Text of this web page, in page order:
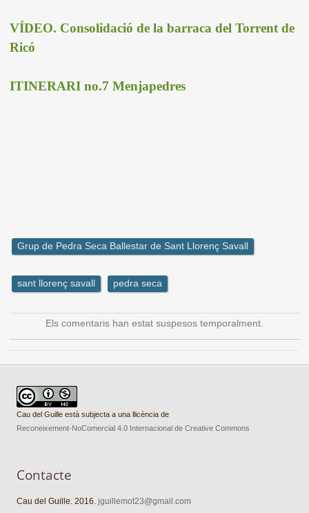
VÍDEO. Consolidació de la barraca del Torrent de
Ricó
ITINERARI no.7 Menjapedres
Grup de Pedra Seca Ballestar de Sant Llorenç Savall
sant llorenç savall pedra seca
Els comentaris han estat suspesos temporalment.
Cau del Guille està subjecta a una llicència de
Reconeixement-NoComercial 4.0 Internacional de Creative Commons
Contacte
Cau del Guille. 2016.jguillemot23@gmail.com